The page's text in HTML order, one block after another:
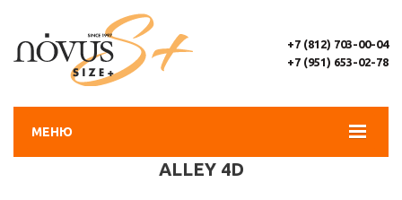
МЕНЮ
+7 (812) 703-00-04
+7 (951) 653-02-78
ALLEY 4D